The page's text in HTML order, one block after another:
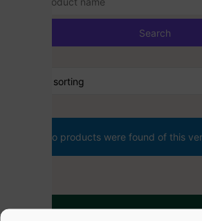
No products were found of this